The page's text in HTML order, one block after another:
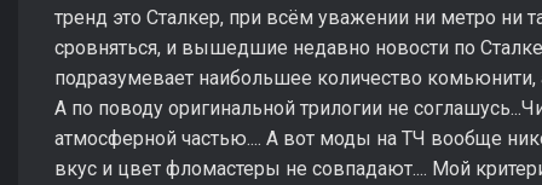
тренд это Сталкер, при всём уважении ни метро ни
сровняться, и вышедшие недавно новости по
подразумевает наибольшее количество
А по поводу оригинальной трилогии не
атмосферной частью.... А вот моды на ТЧ вообще
вкус и цвет фломастеры не совпадают.... Мой